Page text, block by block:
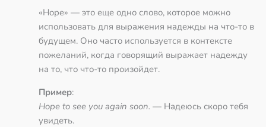
«Hope» — это еще одно слово, которое можно
использовать для выражения надежды на что-то в
будущем. Оно часто используется в контексте
пожеланий, когда говорящий выражает надежду
на то, что что-то произойдет.
Пример:
Hope to see you again soon. — Надеюсь скоро тебя
увидеть.